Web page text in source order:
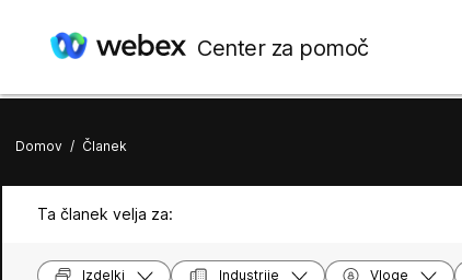
Center za pomoč
Domov / Članek
Ta članek velja za:
Izdelki Industrije Vloge